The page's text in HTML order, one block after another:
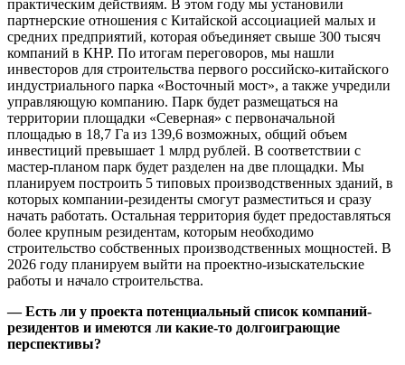
практическим действиям. В этом году мы установили
партнерские отношения с Китайской ассоциацией малых и
средних предприятий, которая объединяет свыше 300 тысяч
компаний в КНР. По итогам переговоров, мы нашли
инвесторов для строительства первого российско-китайского
индустриального парка «Восточный мост», а также учредили
управляющую компанию. Парк будет размещаться на
территории площадки «Северная» с первоначальной
площадью в 18,7 Га из 139,6 возможных, общий объем
инвестиций превышает 1 млрд рублей. В соответствии с
мастер-планом парк будет разделен на две площадки. Мы
планируем построить 5 типовых производственных зданий, в
которых компании-резиденты смогут разместиться и сразу
начать работать. Остальная территория будет предоставляться
более крупным резидентам, которым необходимо
строительство собственных производственных мощностей. В
2026 году планируем выйти на проектно-изыскательские
работы и начало строительства.
— Есть ли у проекта потенциальный список компаний-
резидентов и имеются ли какие-то долгоиграющие
перспективы?